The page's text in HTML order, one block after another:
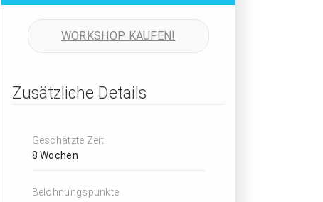
WORKSHOP KAUFEN!
Zusätzliche Details
Geschätzte Zeit
8 Wochen
Belohnungspunkte